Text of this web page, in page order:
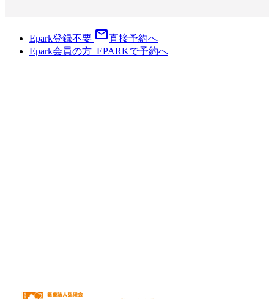
Epark登録不要 mail_outline直接予約へ
Epark会員の方 EPARKで予約へ